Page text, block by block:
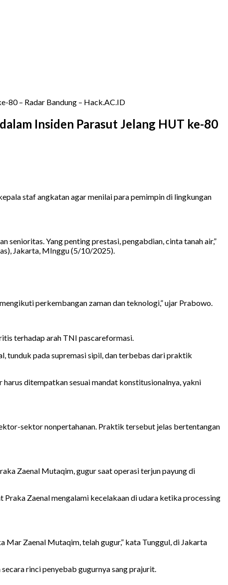
80 – Radar Bandung – Hack.AC.ID
Insiden Parasut Jelang HUT ke-80
staf angkatan agar menilai para pemimpin di lingkungan
Yang penting prestasi, pengabdian, cinta tanah air,”
Jakarta, MInggu (5/10/2025).
perkembangan zaman dan teknologi,” ujar Prabowo.
terhadap arah TNI pascareformasi.
tunduk pada supremasi sipil, dan terbebas dari praktik
ditempatkan sesuai mandat konstitusionalnya, yakni
sektor nonpertahanan. Praktik tersebut jelas bertentangan
Zaenal Mutaqim, gugur saat operasi terjun payung di
Zaenal mengalami kecelakaan di udara ketika processing
Mar Zaenal Mutaqim, telah gugur,” kata Tunggul, di Jakarta
rinci penyebab gugurnya sang prajurit.